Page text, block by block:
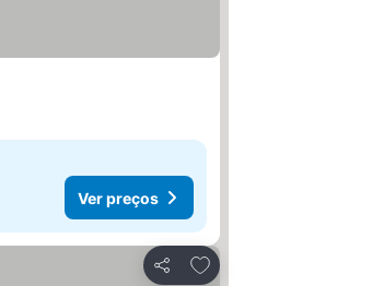
Ver preços
Partilhar
Adicionar aos favoritos